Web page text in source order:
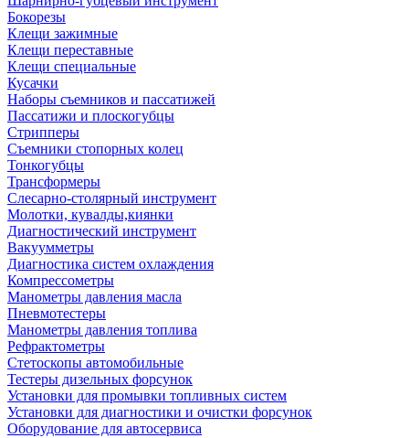
Бокорезы
Клещи зажимные
Клещи переставные
Клещи специальные
Кусачки
Наборы съемников и пассатижей
Пассатижи и плоскогубцы
Стрипперы
Съемники стопорных колец
Тонкогубцы
Трансформеры
Слесарно-столярный инструмент
Молотки, кувалды,киянки
Диагностический инструмент
Вакуумметры
Диагностика систем охлаждения
Компрессометры
Манометры давления масла
Пневмотестеры
Манометры давления топлива
Рефрактометры
Стетоскопы автомобильные
Тестеры дизельных форсунок
Установки для промывки топливных систем
Установки для диагностики и очистки форсунок
Оборудование для автосервиса